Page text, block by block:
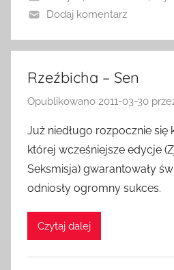
Dodaj komentarz
Rzeźbicha – Sen
Opublikowano 2011-03-30
Już niedługo rozpocznie się
której wcześniejsze edycje
Seksmisja) gwarantowały
odniosły ogromny sukces.
Czytaj dalej